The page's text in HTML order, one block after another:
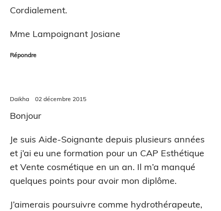
Cordialement.
Mme Lampoignant Josiane
Répondre
Daikha 02 décembre 2015
Bonjour
Je suis Aide-Soignante depuis plusieurs années
et j’ai eu une formation pour un CAP Esthétique
et Vente cosmétique en un an. Il m’a manqué
quelques points pour avoir mon diplôme.
J’aimerais poursuivre comme hydrothérapeute,